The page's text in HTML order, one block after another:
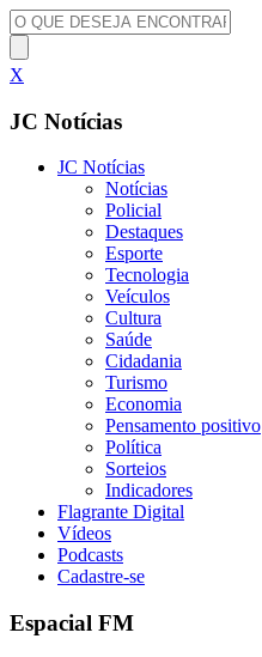
X
JC Notícias
JC Notícias
Notícias
Policial
Destaques
Esporte
Tecnologia
Veículos
Cultura
Saúde
Cidadania
Turismo
Economia
Pensamento positivo
Política
Sorteios
Indicadores
Flagrante Digital
Vídeos
Podcasts
Cadastre-se
Espacial FM